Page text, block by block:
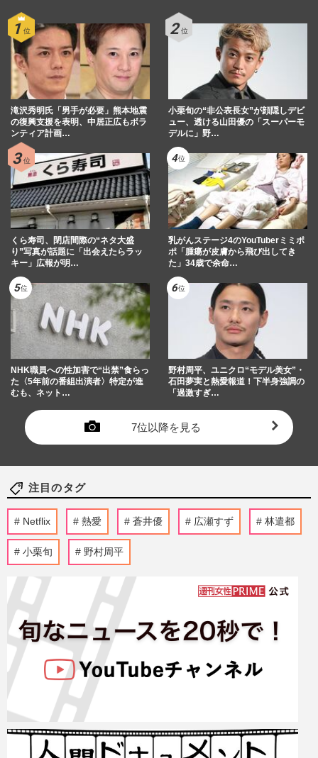
滝沢秀明氏「男手が必要」熊本地震
の復興支援を表明、中居正広もボラ
ンティア計画…
小栗旬の“非公表長女”が顔隠しデビ
ュー、透ける山田優の「スーパーモ
デルに」野…
くら寿司、閉店間際の“ネタ大盛
り”写真が話題に「出会えたらラッ
キー」広報が明…
乳がんステージ4のYouTuberミミポ
ポ「腫瘍が皮膚から飛び出してき
た」34歳で余命…
NHK職員への性加害で“出禁”食らっ
た〈5年前の番組出演者〉特定が進
むも、ネット…
野村周平、ユニクロ“モデル美女”・
石田夢実と熱愛報道！下半身強調の
「過激すぎ…
7位以降を見る
注目のタグ
Netflix 熱愛 蒼井優 広瀬すず 林遣都
小栗旬 野村周平